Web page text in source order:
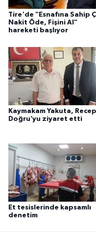
Tire'de "Esnafına Sahip
Nakit Öde, Fişini Al"
hareketi başlıyor
Kaymakam Yakuta, Recep
Doğru’yu ziyaret etti
Et tesislerinde kapsamlı
denetim